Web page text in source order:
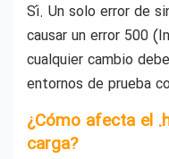
Sí. Un solo error de
causar un error 500
cualquier cambio
entornos de prueba
¿Cómo afecta el
carga?